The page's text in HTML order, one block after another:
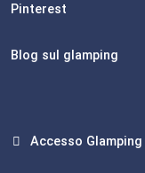
Pinterest
Blog sul glamping
Accesso Glamping